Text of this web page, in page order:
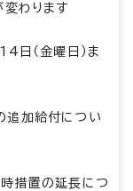
わります
日（金曜日）ま
追加給付につい
措置の延長につ